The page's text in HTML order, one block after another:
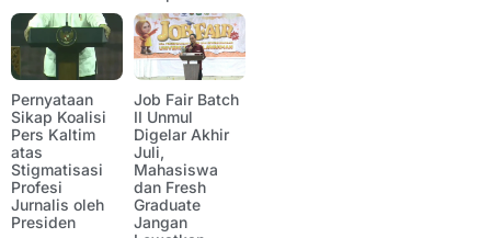
Pernyataan
Sikap Koalisi
Pers Kaltim
atas
Stigmatisasi
Profesi
Jurnalis oleh
Presiden
Job Fair Batch
II Unmul
Digelar Akhir
Juli,
Mahasiswa
dan Fresh
Graduate
Jangan